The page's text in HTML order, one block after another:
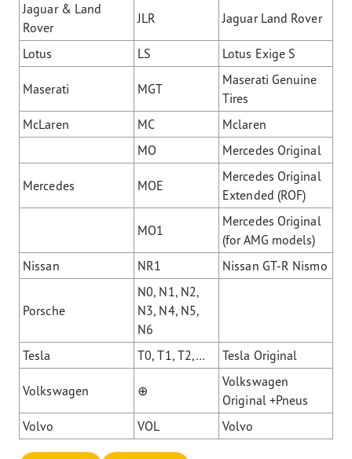
Jaguar & Land
Rover
JLR Jaguar Land Rover
Lotus LS Lotus Exige S
Maserati MGT
Maserati Genuine
Tires
McLaren
MC
Mclaren
MO
Mercedes Original
Mercedes MOE
Mercedes Original
Extended (ROF)
MO1
Mercedes Original
(for AMG models)
Nissan
NR1 Nissan GT-R Nismo
Porsche
N0, N1, N2,
N3, N4, N5,
N6
Tesla
T0, T1, T2,… Tesla Original
Volkswagen ⊕
Volkswagen
Original +Pneus
Volvo
VOL Volvo